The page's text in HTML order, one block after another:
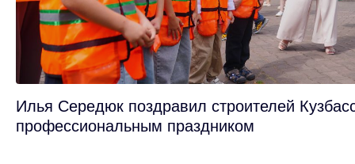
Илья Середюк поздравил строителей
профессиональным праздником